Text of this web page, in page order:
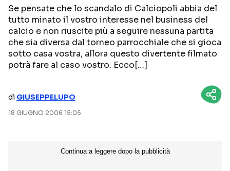
PERSONAGGI TV
FICTION
Streaming
AMAZON PRIME VIDEO
DISNEY+
Se pensate che lo scandalo di Calciopoli abbia del
tutto minato il vostro interesse nel business del
calcio e non riuscite più a seguire nessuna partita
che sia diversa dal torneo parrocchiale che si gioca
sotto casa vostra, allora questo divertente filmato
potrà fare al caso vostro. Ecco[…]
di GIUSEPPELUPO
18 GIUGNO 2006 15:05